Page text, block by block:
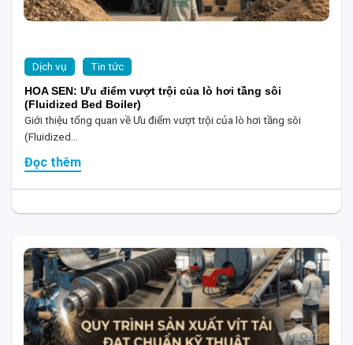
Dịch vụ Tin tức
HOA SEN: Ưu điểm vượt trội của lò hơi tầng sôi
(Fluidized Bed Boiler)
Giới thiệu tổng quan về Ưu điểm vượt trội của lò hơi tầng sôi
(Fluidized...
Đọc thêm